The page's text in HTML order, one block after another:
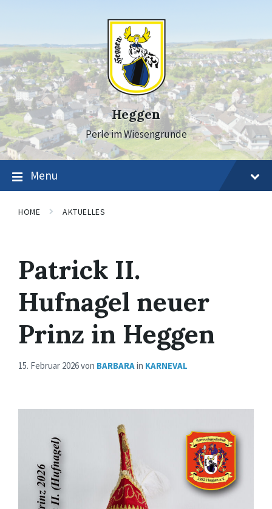
Heggen
Perle im Wiesengrunde
Menu
HOME AKTUELLES
Patrick II.
Hufnagel neuer
Prinz in Heggen
15. Februar 2026von BARBARAin KARNEVAL